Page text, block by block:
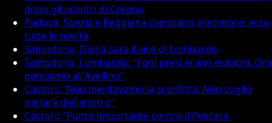
dopo gli scontri di Cesena
Padova, Spezia e Reggiana cambiano allenatore: ecco
tutte le novità
Sampdoria, Diana sarà il vice di Lombardo
Sampdoria, Lombardo: "I gol presi erano evitabili. Ora
pensiamo all'Avellino"
Castori: "Non meritavamo la sconfitta. Non voglio
parlare dell'arbitro"
Castori: "Punto importante contro il Pescara.